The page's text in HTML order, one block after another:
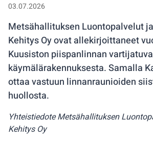
03.07.2026
Metsähallituksen Luontopalvelut
Kehitys Oy ovat allekirjoittaneet
Kuusiston piispanlinnan
käymälärakennuksesta. Samalla
ottaa vastuun linnanraunioiden
huollosta.
Yhteistiedote Metsähallituksen
Kehitys Oy